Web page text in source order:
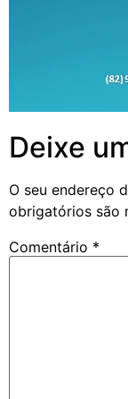
Deixe
O seu endereço
obrigatórios são
Comentário *